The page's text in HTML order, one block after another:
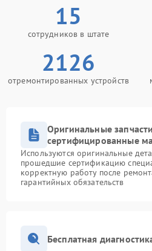
15
сотрудников в штате
2126
отремонтированных устройств
Оригинальные
сертифицированные
Используются оригинальные
прошедшие сертификацию
корректную работу после
гарантийных обязательств
Бесплатная